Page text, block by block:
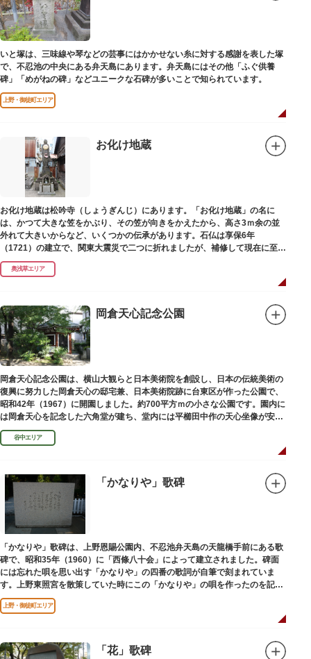
いと塚は、三味線や琴などの芸事にはかかせない糸に対する感謝を表した塚
で、不忍池の中央にある弁天島にあります。弁天島にはその他「ふぐ供養
碑」「めがねの碑」などユニークな石碑が多いことで知られています。
上野・御徒町エリア
お化け地蔵
お化け地蔵は松吟寺（しょうぎんじ）にあります。「お化け地蔵」の名に
は、かつて大きな笠をかぶり、その笠が向きをかえたから、高さ3ｍ余の並
外れて大きいからなど、いくつかの伝承があります。石仏は享保6年
（1721）の建立で、関東大震災で二つに折れましたが、補修して現在に至っ
ています。常夜灯は、寛政2年（1790）に建てられました。
奥浅草エリア
岡倉天心記念公園
岡倉天心記念公園は、横山大観らと日本美術院を創設し、日本の伝統美術の
復興に努力した岡倉天心の邸宅兼、日本美術院跡に台東区が作った公園で、
昭和42年（1967）に開園しました。約700平方ｍの小さな公園です。園内に
は岡倉天心を記念した六角堂が建ち、堂内には平櫛田中作の天心坐像が安置
されています。
谷中エリア
「かなりや」歌碑
「かなりや」歌碑は、上野恩賜公園内、不忍池弁天島の天龍橋手前にある歌
碑で、昭和35年（1960）に「西條八十会」によって建立されました。碑面
には忘れた唄を思い出す「かなりや」の四番の歌詞が自筆で刻まれていま
す。上野東照宮を散策していた時にこの「かなりや」の唄を作ったのを記念
してこの地に建てられました。
上野・御徒町エリア
「花」歌碑